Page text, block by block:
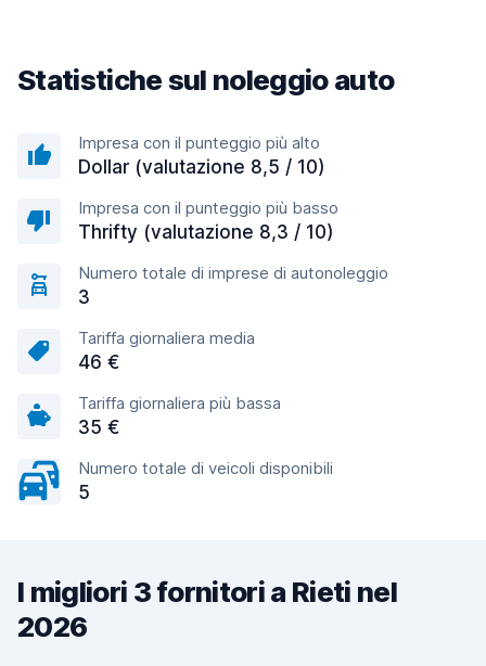
Statistiche sul noleggio auto
Impresa con il punteggio più alto
Dollar (valutazione 8,5 / 10)
Impresa con il punteggio più basso
Thrifty (valutazione 8,3 / 10)
Numero totale di imprese di autonoleggio
3
Tariffa giornaliera media
46 €
Tariffa giornaliera più bassa
35 €
Numero totale di veicoli disponibili
5
I migliori 3 fornitori a Rieti nel
2026